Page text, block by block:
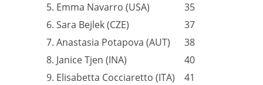
5. Emma Navarro (USA)
35
6. Sara Bejlek (CZE)
37
7. Anastasia Potapova (AUT)
38
8. Janice Tjen (INA)
40
9. Elisabetta Cocciaretto (ITA)
41